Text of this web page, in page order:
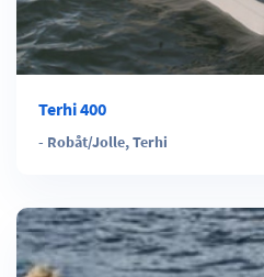
Terhi 400
- Robåt/Jolle,Terhi